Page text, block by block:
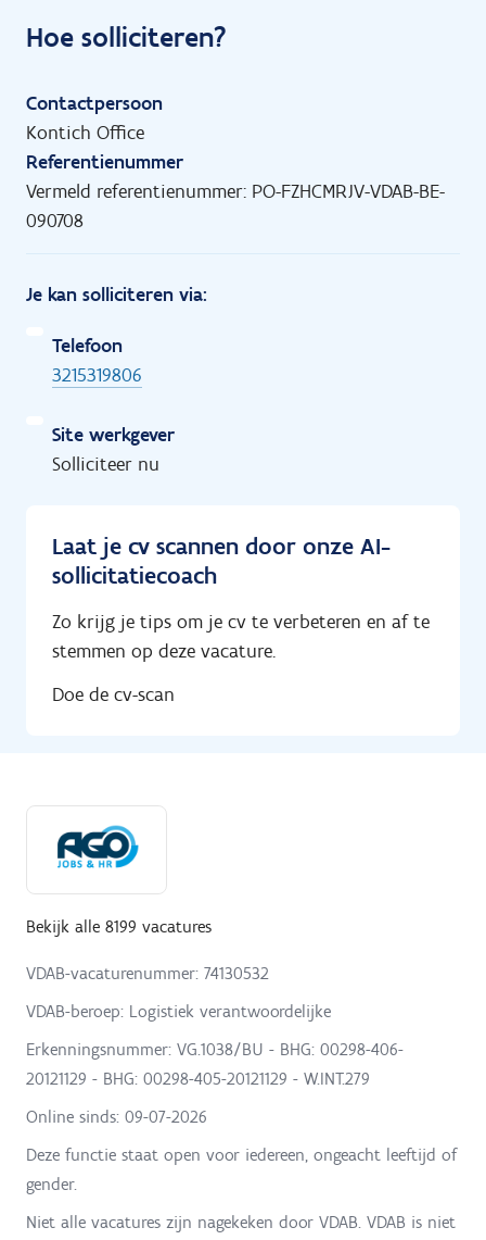
Hoe solliciteren?
Contactpersoon
Kontich Office
Referentienummer
Vermeld referentienummer: PO-FZHCMRJV-VDAB-BE-
090708
Je kan solliciteren via:
Telefoon
3215319806
Site werkgever
Solliciteer nu
Laat je cv scannen door onze AI-
sollicitatiecoach
Zo krijg je tips om je cv te verbeteren en af te
stemmen op deze vacature.
Doe de cv-scan
Bekijk alle 8199 vacatures
VDAB-vacaturenummer: 74130532
VDAB-beroep: Logistiek verantwoordelijke
Erkenningsnummer: VG.1038/BU - BHG: 00298-406-
20121129 - BHG: 00298-405-20121129 - W.INT.279
Online sinds: 09-07-2026
Deze functie staat open voor iedereen, ongeacht leeftijd of
gender.
Niet alle vacatures zijn nagekeken door VDAB. VDAB is niet